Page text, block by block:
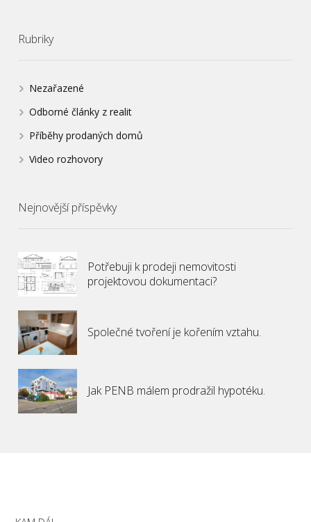
Rubriky
Nezařazené
Odborné články z realit
Příběhy prodaných domů
Video rozhovory
Nejnovější příspěvky
Potřebuji k prodeji nemovitosti
projektovou dokumentaci?
Společné tvoření je kořením vztahu.
Jak PENB málem prodražil hypotéku.